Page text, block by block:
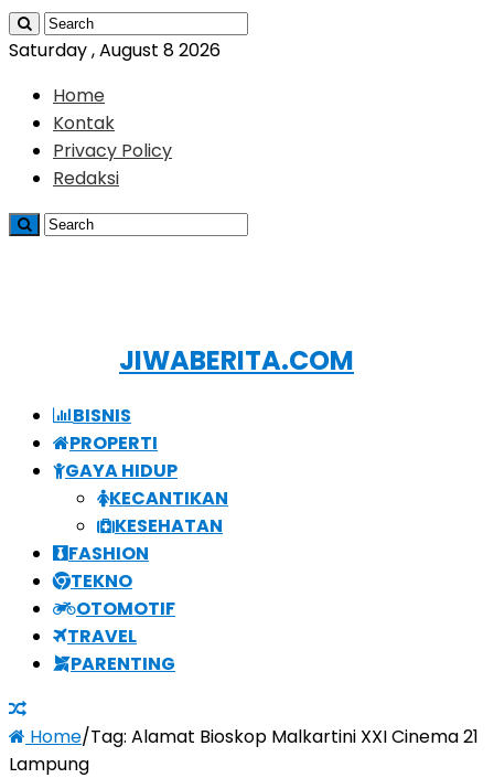
Saturday , August 8 2026
Home
Kontak
Privacy Policy
Redaksi
JIWABERITA.COM
BISNIS
PROPERTI
GAYA HIDUP
KECANTIKAN
KESEHATAN
FASHION
TEKNO
OTOMOTIF
TRAVEL
PARENTING
Home/Tag: Alamat Bioskop Malkartini XXI Cinema 21
Lampung